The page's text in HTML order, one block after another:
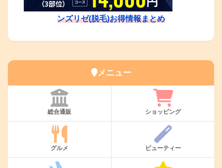
ンズリゼ(脱毛)お得情報まとめ
メニュー
総合通販 ショッピング
グルメ ビューティー